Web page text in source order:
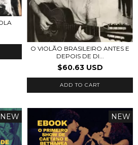
O VIOLÃO BRASILEIRO ANTES E
DEPOIS DE DI...
$60.63 USD
NEW NEW